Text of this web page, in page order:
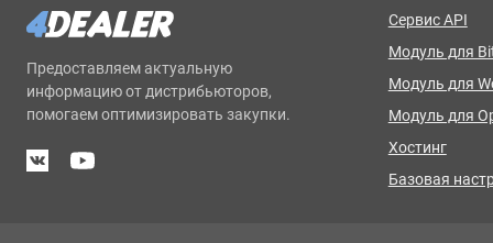
Предоставляем актуальную
информацию от дистрибьюторов,
помогаем оптимизировать закупки.
Сервис API
Модуль для
Модуль для
Модуль для
Хостинг
Базовая